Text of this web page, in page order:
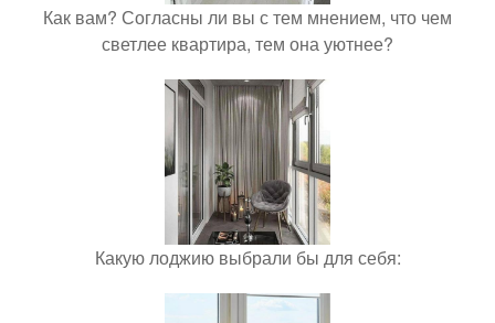
Как вам? Согласны ли вы с тем мнением, что чем
светлее квартира, тем она уютнее?
Какую лоджию выбрали бы для себя: